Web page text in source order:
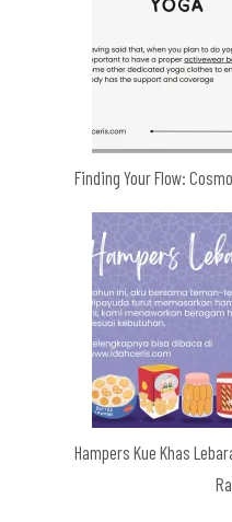
Finding Your Flow:
Hampers Kue Khas